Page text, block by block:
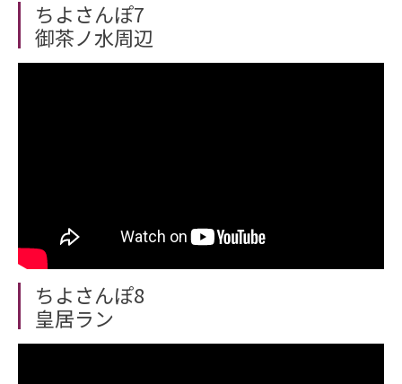
ちよさんぽ7
御茶ノ水周辺
ちよさんぽ8
皇居ラン